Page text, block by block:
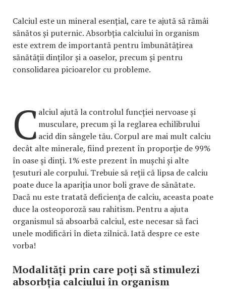
Calciul este un mineral esențial, care te ajută să rămâi
sănătos și puternic. Absorbția calciului în organism
este extrem de importantă pentru îmbunătățirea
sănătății dinților și a oaselor, precum și pentru
consolidarea picioarelor cu probleme.
C alciul ajută la controlul funcției nervoase și
musculare, precum și la reglarea echilibrului
acid din sângele tău. Corpul are mai mult calciu
decât alte minerale, fiind prezent în proporție de 99%
în oase și dinți. 1% este prezent în mușchi și alte
țesuturi ale corpului. Trebuie să reții că lipsa de calciu
poate duce la apariția unor boli grave de sănătate.
Dacă nu este tratată deficiența de calciu, aceasta poate
duce la osteoporoză sau rahitism. Pentru a ajuta
organismul să absoarbă calciul, este necesar să faci
unele modificări în dieta zilnică. Iată despre ce este
vorba!
Modalități prin care poți să stimulezi
absorbția calciului în organism